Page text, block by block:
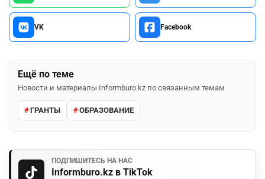
VK Facebook
Ещё по теме
Новости и материалы Informburo.kz по связанным темам
ГРАНТЫ ОБРАЗОВАНИЕ
ПОДПИШИТЕСЬ НА НАС
Informburo.kz в TikTok